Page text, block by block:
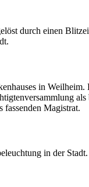
durch einen
in
als
fassenden Magistrat.
in der Stadt.